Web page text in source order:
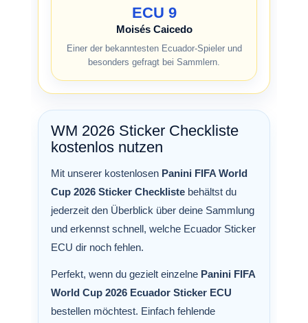
ECU 9
Moisés Caicedo
Einer der bekanntesten Ecuador-Spieler und
besonders gefragt bei Sammlern.
WM 2026 Sticker Checkliste
kostenlos nutzen
Mit unserer kostenlosen Panini FIFA World
Cup 2026 Sticker Checkliste behältst du
jederzeit den Überblick über deine Sammlung
und erkennst schnell, welche Ecuador Sticker
ECU dir noch fehlen.
Perfekt, wenn du gezielt einzelne Panini FIFA
World Cup 2026 Ecuador Sticker ECU
bestellen möchtest. Einfach fehlende